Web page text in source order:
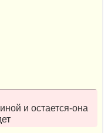
и остается-она